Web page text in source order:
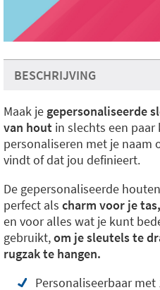
BESCHRIJVING
Maak je gepersonaliseerde
van hout in slechts een
personaliseren met je naam
vindt of dat jou definieert.
De gepersonaliseerde
perfect als charm voor je
en voor alles wat je kunt
gebruikt,om je sleutels te
rugzak te hangen.
Personaliseerbaar